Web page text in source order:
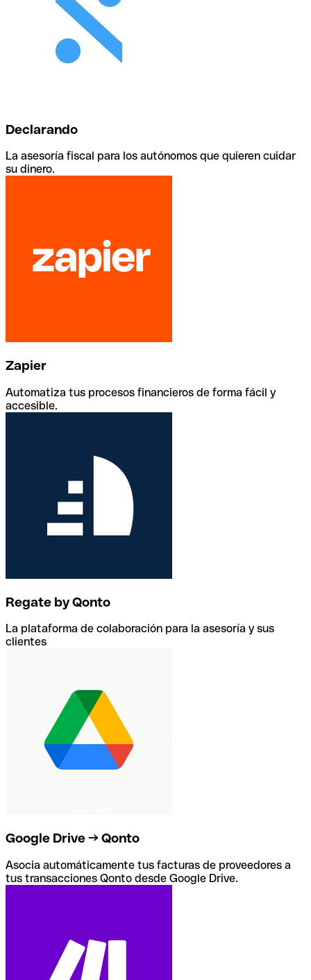
Declarando
La asesoría fiscal para los autónomos que quieren cuidar
su dinero.
Zapier
Automatiza tus procesos financieros de forma fácil y
accesible.
Regate by Qonto
La plataforma de colaboración para la asesoría y sus
clientes
Google Drive → Qonto
Asocia automáticamente tus facturas de proveedores a
tus transacciones Qonto desde Google Drive.